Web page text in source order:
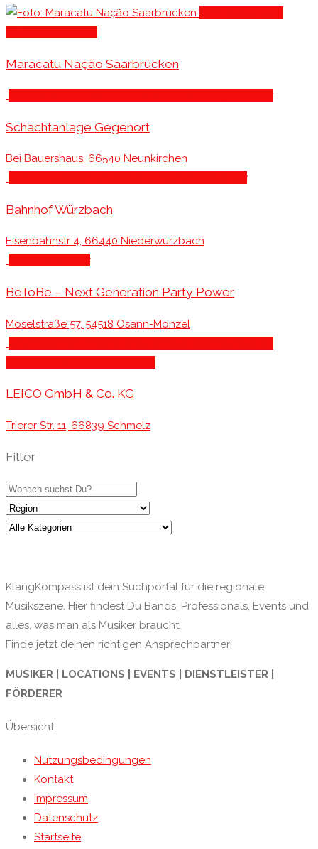
Maracatu Nação Saarbrücken
Schachtanlage Gegenort
Bei Bauershaus, 66540 Neunkirchen
Bahnhof Würzbach
Eisenbahnstr 4, 66440 Niederwürzbach
BeToBe – Next Generation Party Power
Moselstraße 57, 54518 Osann-Monzel
LEICO GmbH & Co. KG
Trierer Str. 11, 66839 Schmelz
Filter
KlangKompass ist dein Suchportal für die regionale
Musikszene. Hier findest Du Bands, Professionals, Events und
alles, was man als Musiker braucht!
Finde jetzt deinen richtigen Ansprechpartner!
MUSIKER | LOCATIONS | EVENTS | DIENSTLEISTER |
FÖRDERER
Übersicht
Nutzungsbedingungen
Kontakt
Impressum
Datenschutz
Startseite